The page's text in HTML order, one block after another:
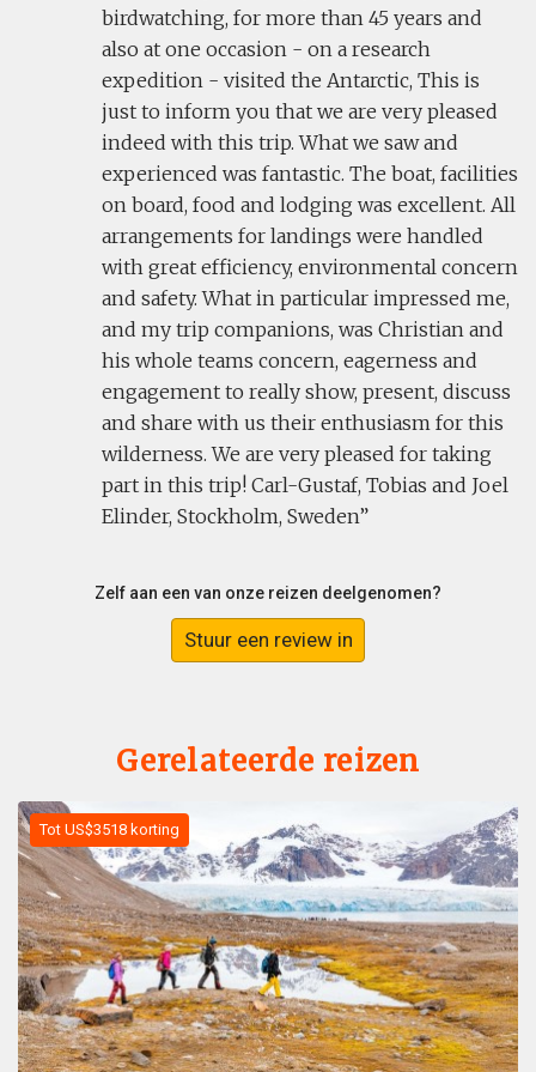
birdwatching, for more than 45 years and
also at one occasion - on a research
expedition - visited the Antarctic, This is
just to inform you that we are very pleased
indeed with this trip. What we saw and
experienced was fantastic. The boat, facilities
on board, food and lodging was excellent. All
arrangements for landings were handled
with great efficiency, environmental concern
and safety. What in particular impressed me,
and my trip companions, was Christian and
his whole teams concern, eagerness and
engagement to really show, present, discuss
and share with us their enthusiasm for this
wilderness. We are very pleased for taking
part in this trip! Carl-Gustaf, Tobias and Joel
Elinder, Stockholm, Sweden
Zelf aan een van onze reizen deelgenomen?
Stuur een review in
Gerelateerde reizen
Tot US$3518 korting